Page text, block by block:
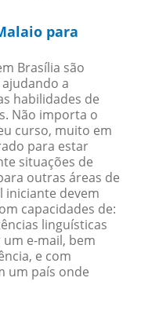
para
Brasília são
a
habilidades de
Não importa o
curso, muito em
para estar
situações de
outras áreas de
iniciante devem
capacidades de:
linguísticas
e-mail, bem
e com
um país onde